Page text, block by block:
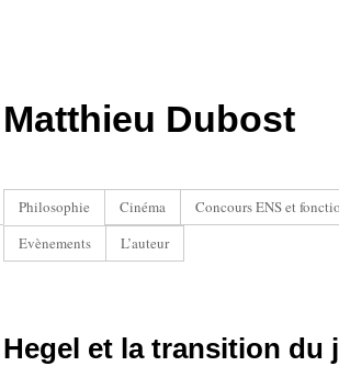
Matthieu Dubost
Philosophie Cinéma Concours ENS et
Evènements
L’auteur
Hegel et la transition du